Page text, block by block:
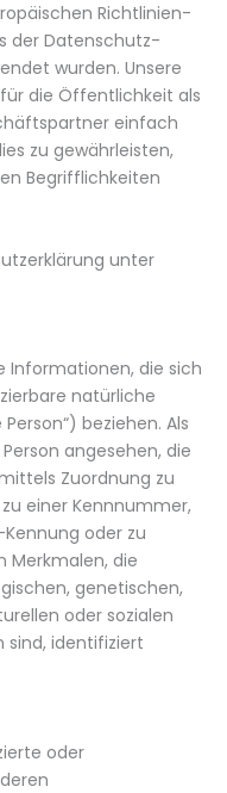
Richtlinien-
der Datenschutz-
wurden. Unsere
die Öffentlichkeit als
einfach
zu gewährleisten,
Begrifflichkeiten
unter
Informationen, die sich
natürliche
beziehen. Als
angesehen, die
Zuordnung zu
einer Kennnummer,
oder zu
Merkmalen, die
genetischen,
oder sozialen
sind, identifiziert
oder